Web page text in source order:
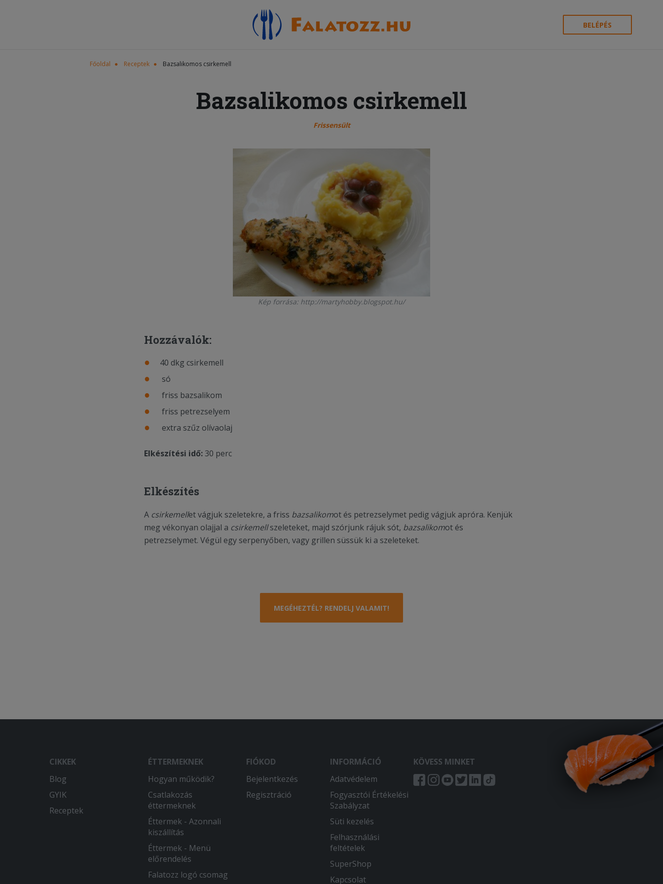
BELÉPÉS
Főoldal Receptek Bazsalikomos csirkemell
Bazsalikomos csirkemell
Frissensült
Kép forrása: http://martyhobby.blogspot.hu/
Hozzávalók:
40 dkg csirkemell
só
friss bazsalikom
friss petrezselyem
extra szűz olívaolaj
Elkészítési idő: 30 perc
Elkészítés
A csirkemellet vágjuk szeletekre, a friss bazsalikomot és petrezselymet pedig vágjuk apróra. Kenjük
meg vékonyan olajjal a csirkemellszeleteket, majd szórjunk rájuk sót, bazsalikomot és
petrezselymet. Végül egy serpenyőben, vagy grillen süssük ki a szeleteket.
MEGÉHEZTÉL? RENDELJ VALAMIT!
CIKKEK
Blog
GYIK
Receptek
ÉTTERMEKNEK
Hogyan működik?
Csatlakozás
éttermeknek
Éttermek - Azonnali
kiszállítás
Éttermek - Menü
előrendelés
Falatozz logó csomag
FIÓKOD
Bejelentkezés
Regisztráció
INFORMÁCIÓ
Adatvédelem
Fogyasztói Értékelési
Szabályzat
Süti kezelés
Felhasználási
feltételek
SuperShop
Kapcsolat
KÖVESS MINKET